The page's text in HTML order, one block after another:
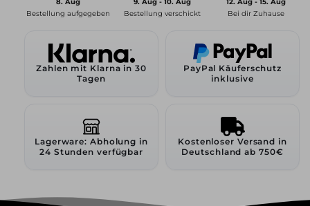
Bestellung aufgegeben
Bestellung verschickt
Bei dir Zuhause
Zahlen mit Klarna in 30
Tagen
PayPal Käuferschutz
inklusive
Lagerware: Abholung in
24 Stunden verfügbar
Kostenloser Versand in
Deutschland ab 750€